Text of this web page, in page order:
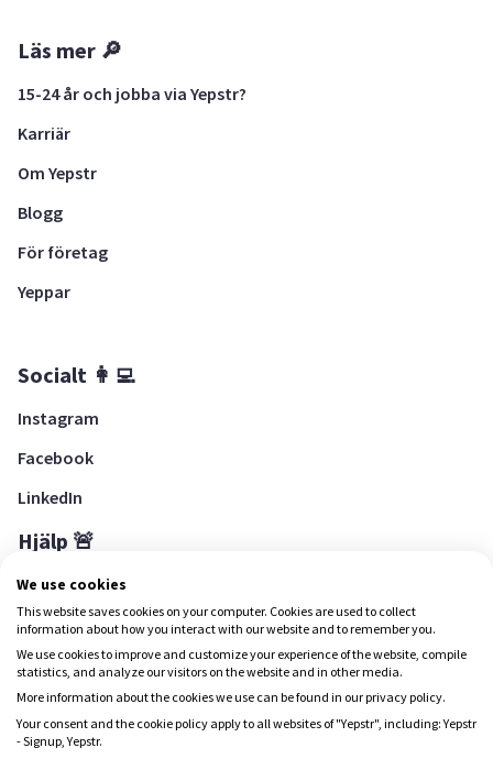
Läs mer 🔎
15-24 år och jobba via Yepstr?
Karriär
Om Yepstr
Blogg
För företag
Yeppar
Socialt 👩‍💻
Instagram
Facebook
LinkedIn
Hjälp 🚨
Hjälpcenter
Ladda ned Yepstr
Ladda ned Yepstr
We use cookies
This website saves cookies on your computer. Cookies are used to collect
information about how you interact with our website and to remember you.
We use cookies to improve and customize your experience of the website, compile
statistics, and analyze our visitors on the website and in other media.
More information about the cookies we use can be found in our privacy policy.
Your consent and the cookie policy apply to all websites of "Yepstr", including: Yepstr
- Signup, Yepstr.